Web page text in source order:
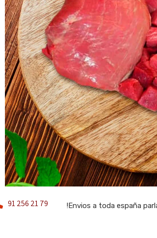
!Envios a toda españa
91 256 21 79